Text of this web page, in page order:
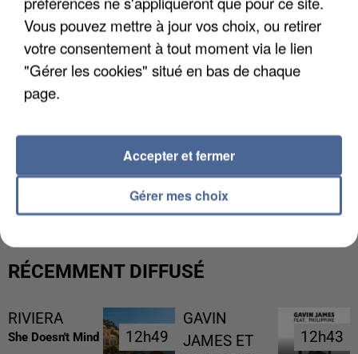
GABRIEL ATTAL ET RAPHAËL GLUCKSMANN
VISÉS PAR DES INGÉRENCES...
RÉCEMMENT DIFFUSÉ
RIVIERA
She Doesn't Mind 12h49
12h49
GAVIN
JAMES ET
12h43
12h43
Vous pouvez mettre à jour vos choix, ou retirer
votre consentement à tout moment via le lien
"Gérer les cookies" situé en bas de chaque
page.
Gérer mes choix
Accepter et fermer